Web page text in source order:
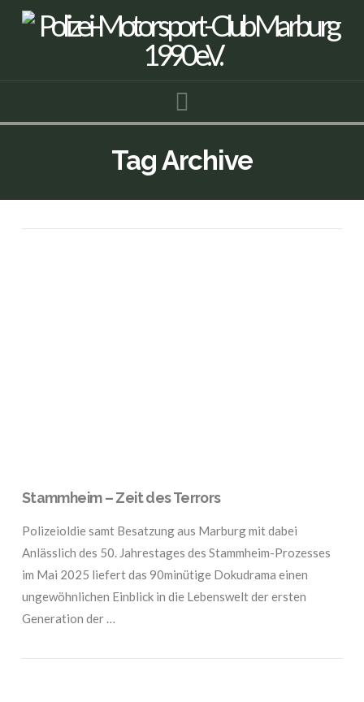
Tag Archive
Stammheim – Zeit des Terrors
Polizeioldie samt Besatzung aus Marburg mit dabei
Anlässlich des 50. Jahrestages des Stammheim-Prozesses
im Mai 2025 liefert das 90minütige Dokudrama einen
ungewöhnlichen Einblick in die Lebenswelt der ersten
Generation der …